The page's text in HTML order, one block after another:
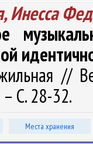
Инесса
//
С. 28-32.
Места хранения